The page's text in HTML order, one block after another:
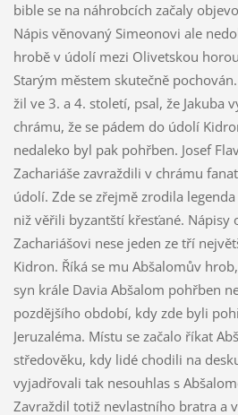
bible se na náhrobcích začaly
Nápis věnovaný Simeonovi ale
hrobě v údolí mezi Olivetskou
Starým městem skutečně
žil ve 3. a 4. století, psal, že Jakuba
chrámu, že se pádem do údolí
nedaleko byl pak pohřben. Josef
Zachariáše zavraždili v chrámu
údolí. Zde se zřejmě zrodila
niž věřili byzantští křesťané. Nápisy
Zachariášovi nese jeden ze tří
Kidron. Říká se mu Abšalomův
syn krále Davia Abšalom pohřben
pozdějšího období, kdy zde byli
Jeruzaléma. Místu se začalo říkat
středověku, kdy lidé chodili na
vyjadřovali tak nesouhlas s
Zavraždil totiž nevlastního bratra a